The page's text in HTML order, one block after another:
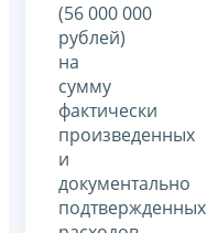
(56 000 000
рублей)
на
сумму
фактически
произведенных
и
документально
подтвержденных